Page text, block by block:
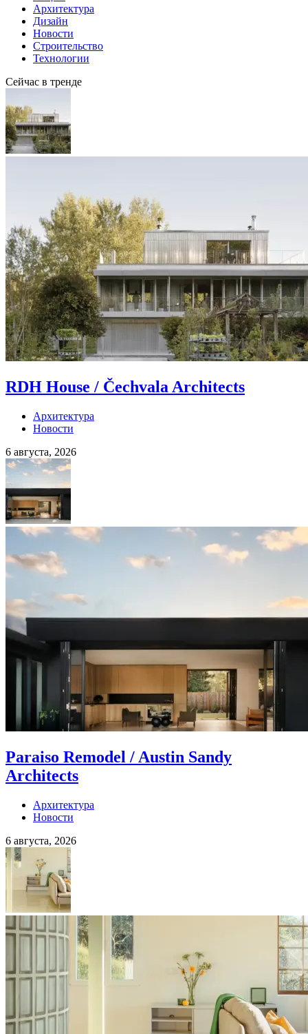
Архитектура
Дизайн
Новости
Строительство
Технологии
Сейчас в тренде
RDH House / Čechvala Architects
Архитектура
Новости
6 августа, 2026
Paraiso Remodel / Austin Sandy
Architects
Архитектура
Новости
6 августа, 2026